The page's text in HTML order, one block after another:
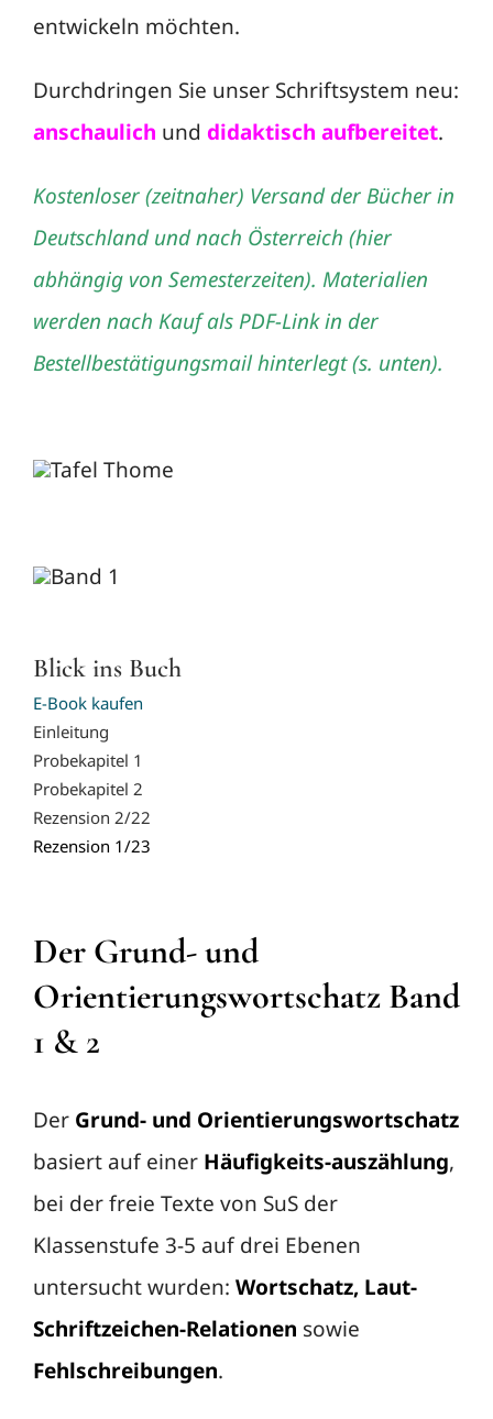
entwickeln möchten.
Durchdringen Sie unser Schriftsystem neu:
anschaulich und didaktisch aufbereitet.
Kostenloser (zeitnaher) Versand der Bücher in
Deutschland und nach Österreich (hier
abhängig von Semesterzeiten). Materialien
werden nach Kauf als PDF-Link in der
Bestellbestätigungsmail hinterlegt (s. unten).
Blick ins Buch
E-Book kaufen
Einleitung
Probekapitel 1
Probekapitel 2
Rezension 2/22
Rezension 1/23
Der Grund- und
Orientierungswortschatz Band
1 & 2
Der Grund- und Orientierungswortschatz
basiert auf einer Häufigkeits-auszählung,
bei der freie Texte von SuS der
Klassenstufe 3-5 auf drei Ebenen
untersucht wurden: Wortschatz, Laut-
Schriftzeichen-Relationen sowie
Fehlschreibungen.